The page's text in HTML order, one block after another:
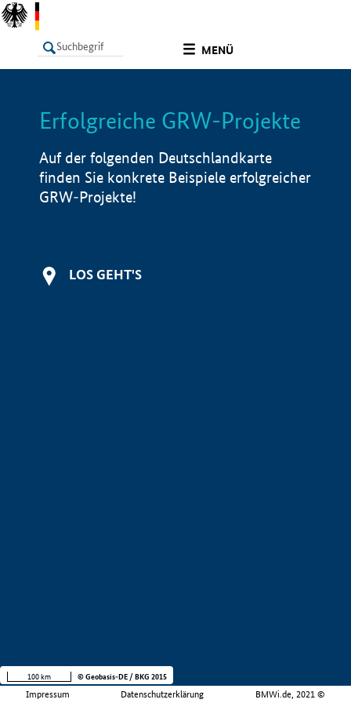
MENÜ
LISTE Info
Erfolgreiche GRW-Projekte
Auf der folgenden Deutschlandkarte
finden Sie konkrete Beispiele erfolgreicher
GRW-Projekte!
LOS GEHT'S
Impressum Datenschutzerklärung BMWi.de, 2021 ©
100 km © Geobasis-DE / BKG 2015